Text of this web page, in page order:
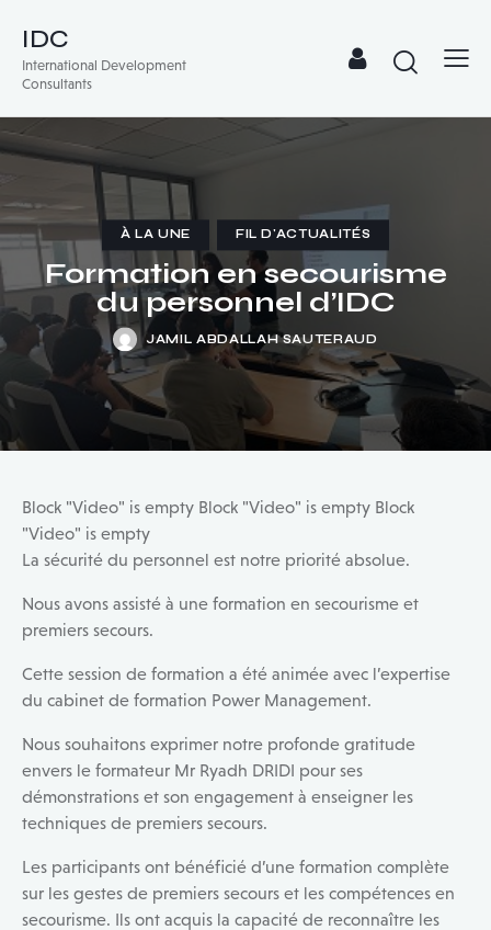
IDC
International Development
Consultants
À LA UNE FIL D'ACTUALITÉS
Formation en secourisme
du personnel d’IDC
JAMIL ABDALLAH SAUTERAUD
Block "Video" is empty Block "Video" is empty Block
"Video" is empty
La sécurité du personnel est notre priorité absolue.
Nous avons assisté à une formation en secourisme et
premiers secours.
Cette session de formation a été animée avec l’expertise
du cabinet de formation Power Management.
Nous souhaitons exprimer notre profonde gratitude
envers le formateur Mr Ryadh DRIDI pour ses
démonstrations et son engagement à enseigner les
techniques de premiers secours.
Les participants ont bénéficié d’une formation complète
sur les gestes de premiers secours et les compétences en
secourisme. Ils ont acquis la capacité de reconnaître les